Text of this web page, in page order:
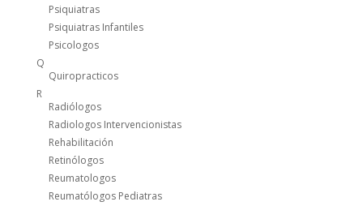
Psiquiatras
Psiquiatras Infantiles
Psicologos
Q
Quiropracticos
R
Radiólogos
Radiologos Intervencionistas
Rehabilitación
Retinólogos
Reumatologos
Reumatólogos Pediatras